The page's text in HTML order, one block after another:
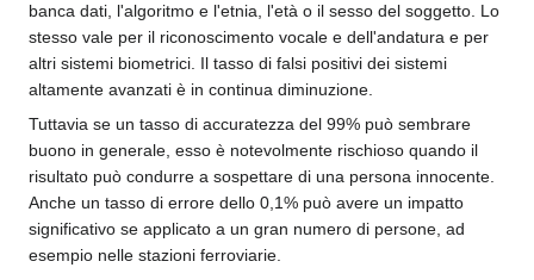
banca dati, l'algoritmo e l'etnia, l'età o il sesso del soggetto. Lo
stesso vale per il riconoscimento vocale e dell'andatura e per
altri sistemi biometrici. Il tasso di falsi positivi dei sistemi
altamente avanzati è in continua diminuzione.
Tuttavia se un tasso di accuratezza del 99% può sembrare
buono in generale, esso è notevolmente rischioso quando il
risultato può condurre a sospettare di una persona innocente.
Anche un tasso di errore dello 0,1% può avere un impatto
significativo se applicato a un gran numero di persone, ad
esempio nelle stazioni ferroviarie.